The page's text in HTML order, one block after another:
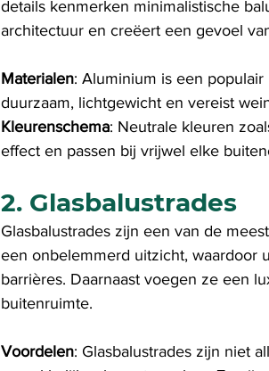
details kenmerken minimalistische
architectuur en creëert een gevoel
Materialen: Aluminium is een
duurzaam, lichtgewicht en vereist
Kleurenschema: Neutrale kleuren
effect en passen bij vrijwel elke
2. Glasbalustrades
Glasbalustrades zijn een van de
een onbelemmerd uitzicht, waardoor
barrières. Daarnaast voegen ze een
buitenruimte.
Voordelen: Glasbalustrades zijn niet